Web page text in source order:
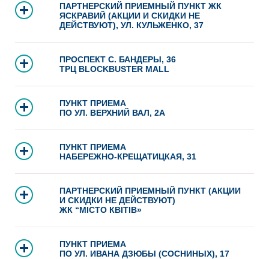
ПАРТНЕРСКИЙ ПРИЕМНЫЙ ПУНКТ ЖК
ЯСКРАВИЙ (АКЦИИ И СКИДКИ НЕ
ДЕЙСТВУЮТ), УЛ. КУЛЬЖЕНКО, 37
ПРОСПЕКТ С. БАНДЕРЫ, 36
ТРЦ BLOCKBUSTER MALL
ПУНКТ ПРИЕМА
ПО УЛ. ВЕРХНИЙ ВАЛ, 2А
ПУНКТ ПРИЕМА
НАБЕРЕЖНО-КРЕЩАТИЦКАЯ, 31
ПАРТНЕРСКИЙ ПРИЕМНЫЙ ПУНКТ (АКЦИИ
И СКИДКИ НЕ ДЕЙСТВУЮТ)
ЖК “МІСТО КВІТІВ»
ПУНКТ ПРИЕМА
ПО УЛ. ИВАНА ДЗЮБЫ (СОСНИНЫХ), 17